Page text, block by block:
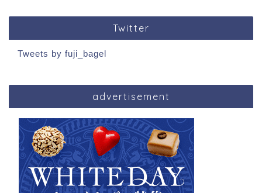
Twitter
Tweets by fuji_bagel
advertisement